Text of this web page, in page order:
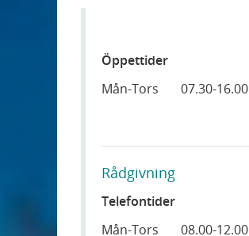
Öppettider
Mån-Tors
07.30-16.00
Rådgivning
Telefontider
Mån-Tors
08.00-12.00